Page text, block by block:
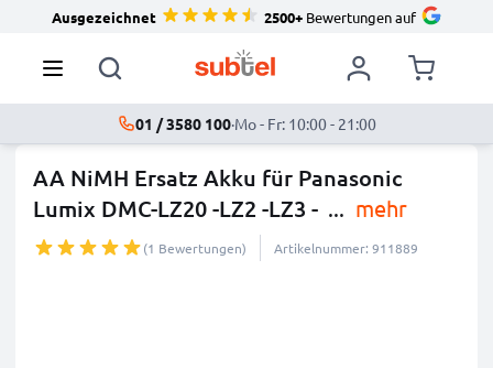
Ausgezeichnet 2500+Bewertungen auf
01 / 3580 100·Mo - Fr: 10:00 - 21:00
AA NiMH Ersatz Akku für Panasonic
Lumix DMC-LZ20 -LZ2 -LZ3 - ... mehr
(1 Bewertungen) Artikelnummer: 911889